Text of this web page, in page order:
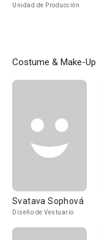
Unidad de Producción
Costume & Make-Up
Svatava Sophová
Diseño de Vestuario